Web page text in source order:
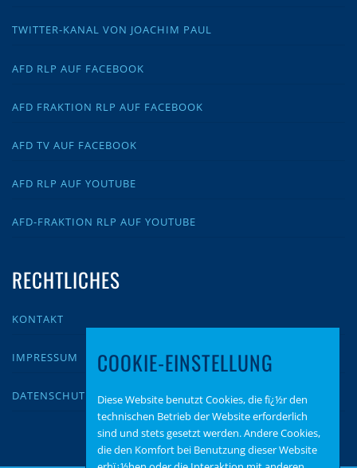
TWITTER-KANAL VON JOACHIM PAUL
AFD RLP AUF FACEBOOK
AFD FRAKTION RLP AUF FACEBOOK
AFD TV AUF FACEBOOK
AFD RLP AUF YOUTUBE
AFD-FRAKTION RLP AUF YOUTUBE
RECHTLICHES
KONTAKT
IMPRESSUM
DATENSCHUTZ
COOKIE-EINSTELLUNG
Diese Website benutzt Cookies, die fï¿½r den
technischen Betrieb der Website erforderlich
sind und stets gesetzt werden. Andere Cookies,
die den Komfort bei Benutzung dieser Website